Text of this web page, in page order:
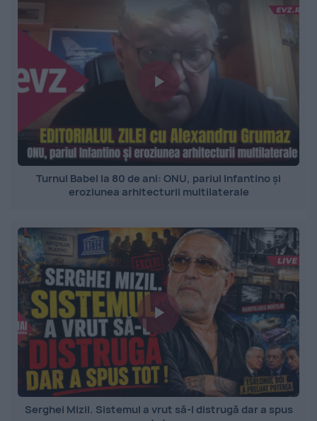
Turnul Babel la 80 de ani: ONU, pariul Infantino și
eroziunea arhitecturii multilaterale
Serghei Mizil. Sistemul a vrut să-l distrugă dar a spus